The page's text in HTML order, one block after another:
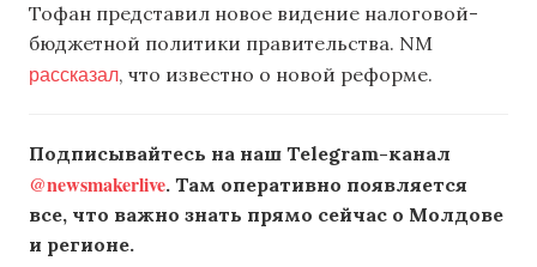
Тофан представил новое видение налоговой-
бюджетной политики правительства. NM
рассказал, что известно о новой реформе.
Подписывайтесь на наш Telegram-канал
@newsmakerlive. Там оперативно появляется
все, что важно знать прямо сейчас о Молдове
и регионе.